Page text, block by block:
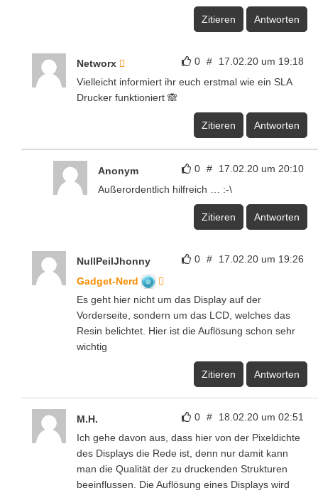
Zitieren Antworten
0 # 17.02.20 um 19:18
Networx
Vielleicht informiert ihr euch erstmal wie ein SLA
Drucker funktioniert 🙈
Zitieren Antworten
0 # 17.02.20 um 20:10
Anonym
Außerordentlich hilfreich … :-\
Zitieren Antworten
0 # 17.02.20 um 19:26
NullPeilJhonny
Gadget-Nerd
Es geht hier nicht um das Display auf der
Vorderseite, sondern um das LCD, welches das
Resin belichtet. Hier ist die Auflösung schon sehr
wichtig
Zitieren Antworten
0 # 18.02.20 um 02:51
M.H.
Ich gehe davon aus, dass hier von der Pixeldichte
des Displays die Rede ist, denn nur damit kann
man die Qualität der zu druckenden Strukturen
beeinflussen. Die Auflösung eines Displays wird